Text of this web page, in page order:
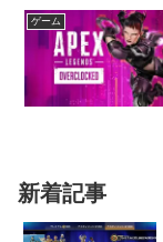
ゲーム
新着記事